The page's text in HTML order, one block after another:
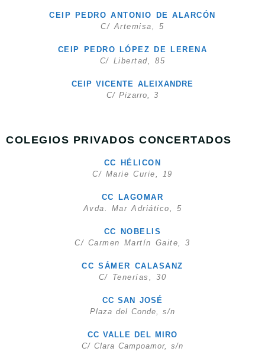
CEIP PEDRO ANTONIO DE ALARCÓN
C/ Artemisa, 5
CEIP PEDRO LÓPEZ DE LERENA
C/ Libertad, 85
CEIP VICENTE ALEIXANDRE
C/ Pizarro, 3
COLEGIOS PRIVADOS CONCERTADOS
CC HÉLICON
C/ Marie Curie, 19
CC LAGOMAR
Avda. Mar Adriático, 5
CC NOBELIS
C/ Carmen Martín Gaite, 3
CC SÁMER CALASANZ
C/ Tenerías, 30
CC SAN JOSÉ
Plaza del Conde, s/n
CC VALLE DEL MIRO
C/ Clara Campoamor, s/n